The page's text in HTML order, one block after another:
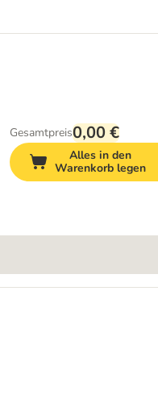
Gesamtpreis0,00 €
Alles in den
Warenkorb legen